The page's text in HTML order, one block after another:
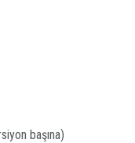
başına)